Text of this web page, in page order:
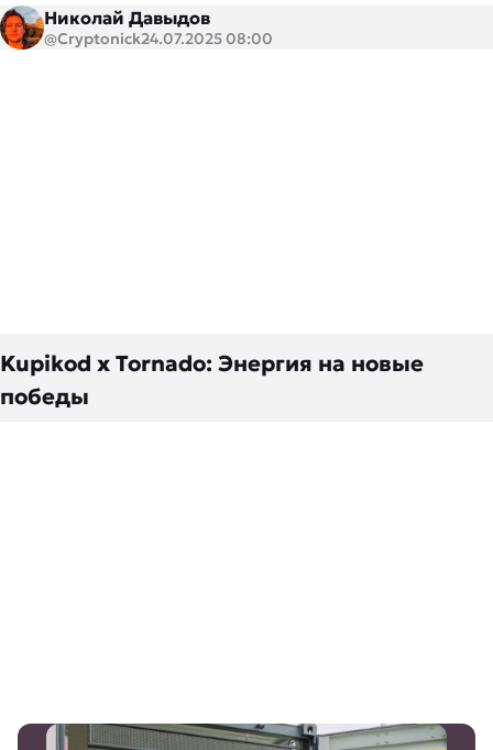
Kupikod x Tornado: Энергия на новые
победы
Николай Давыдов
@Cryptonick24.07.2025 08:00